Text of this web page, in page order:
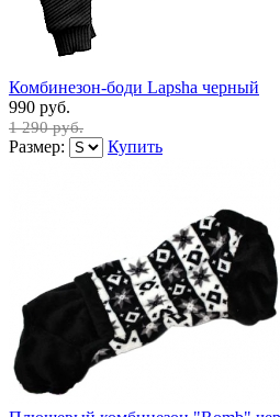
Комбинезон-боди Lapsha черный
990 руб.
1 290 руб.
Размер: Купить